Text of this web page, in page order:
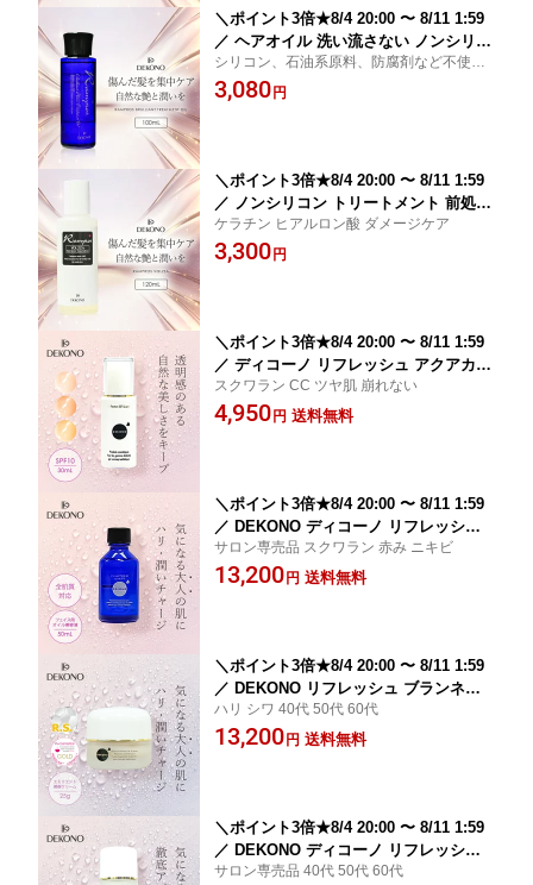
＼ポイント3倍★8/4 20:00 〜 8/11 1:59
／ ヘアオイル 洗い流さない ノンシリコ
ン トリートメント アウトバス ディコー
ノ DEKONO ランプロス ブリリアント
シリコン、石油系原料、防腐剤など不使
用。 100%植物生まれのアウトバストリー
トメントオイル。 傷んだ髪を集中補修し、
3,080 円
＼ポイント3倍★8/4 20:00 〜 8/11 1:59
／ ノンシリコン トリートメント 前処理
剤 ディコーノ DEKONO ランプロス フ
ォルツァ VOLZZA 120mL コラーゲン
ケラチン ヒアルロン酸 ダメージケア
3,300 円
＼ポイント3倍★8/4 20:00 〜 8/11 1:59
／ ディコーノ リフレッシュ アクアカラ
ー 日焼け止め ファンデーション SPF10
紫外線 化粧下地 UV DEKONO 化粧品
スクワラン CC ツヤ肌 崩れない
4,950 円 送料無料
＼ポイント3倍★8/4 20:00 〜 8/11 1:59
／ DEKONO ディコーノ リフレッシュ
アロマリッチエキス オイル 精油 美容液
入浴 ネロリ カモミール フェイス用 化
サロン専売品 スクワラン 赤み ニキビ
13,200 円 送料無料
＼ポイント3倍★8/4 20:00 〜 8/11 1:59
／ DEKONO リフレッシュ ブランネー
ジュクリーム フラーレン 美容クリーム
保湿 スクワラン エモリエントクリーム
ハリ シワ 40代 50代 60代
13,200 円 送料無料
＼ポイント3倍★8/4 20:00 〜 8/11 1:59
／ DEKONO ディコーノ リフレッシュ
ブランネージュローション 化粧水 高保
サロン専売品 40代 50代 60代